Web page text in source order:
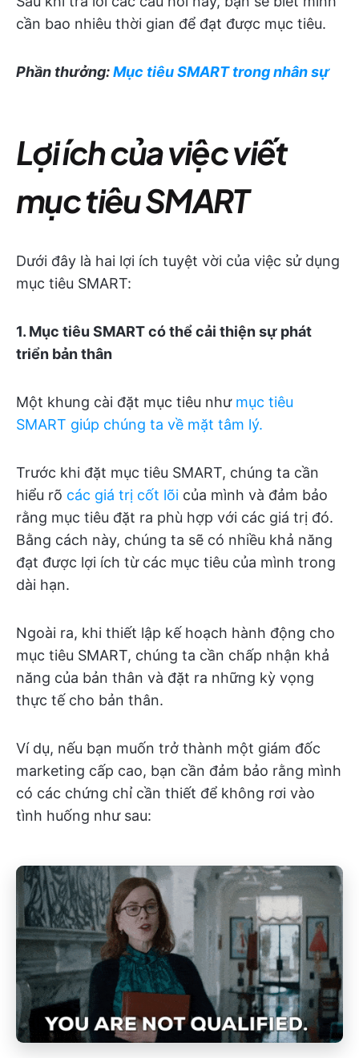
cần bao nhiêu thời gian để đạt được mục tiêu.
Phần thưởng:Mục tiêu SMART trong nhân sự
Lợi ích của việc viết
mục tiêu SMART
Dưới đây là hai lợi ích tuyệt vời của việc sử dụng
mục tiêu SMART:
1. Mục tiêu SMART có thể cải thiện sự phát
triển bản thân
Một khung cài đặt mục tiêu như mục tiêu
SMART giúp chúng ta về mặt tâm lý.
Trước khi đặt mục tiêu SMART, chúng ta cần
hiểu rõ các giá trị cốt lõi của mình và đảm bảo
rằng mục tiêu đặt ra phù hợp với các giá trị đó.
Bằng cách này, chúng ta sẽ có nhiều khả năng
đạt được lợi ích từ các mục tiêu của mình trong
dài hạn.
Ngoài ra, khi thiết lập kế hoạch hành động cho
mục tiêu SMART, chúng ta cần chấp nhận khả
năng của bản thân và đặt ra những kỳ vọng
thực tế cho bản thân.
Ví dụ, nếu bạn muốn trở thành một giám đốc
marketing cấp cao, bạn cần đảm bảo rằng mình
có các chứng chỉ cần thiết để không rơi vào
tình huống như sau: